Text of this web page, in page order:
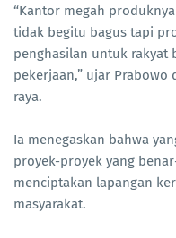
“Kantor megah
tidak begitu bagus tapi
penghasilan untuk rakyat
pekerjaan,” ujar Prabowo
raya.
Ia menegaskan bahwa
proyek-proyek yang
menciptakan lapangan
masyarakat.